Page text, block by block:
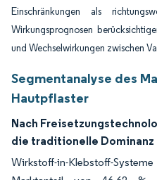
Einschränkungen als
Wirkungsprognosen
und Wechselwirkungen zwischen
Segmentanalyse des
Hautpflaster
Nach
die traditionelle Dominanz
Wirkstoff-in-Klebstoff-